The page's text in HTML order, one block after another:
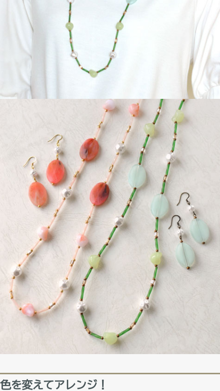
色を変えてアレンジ！